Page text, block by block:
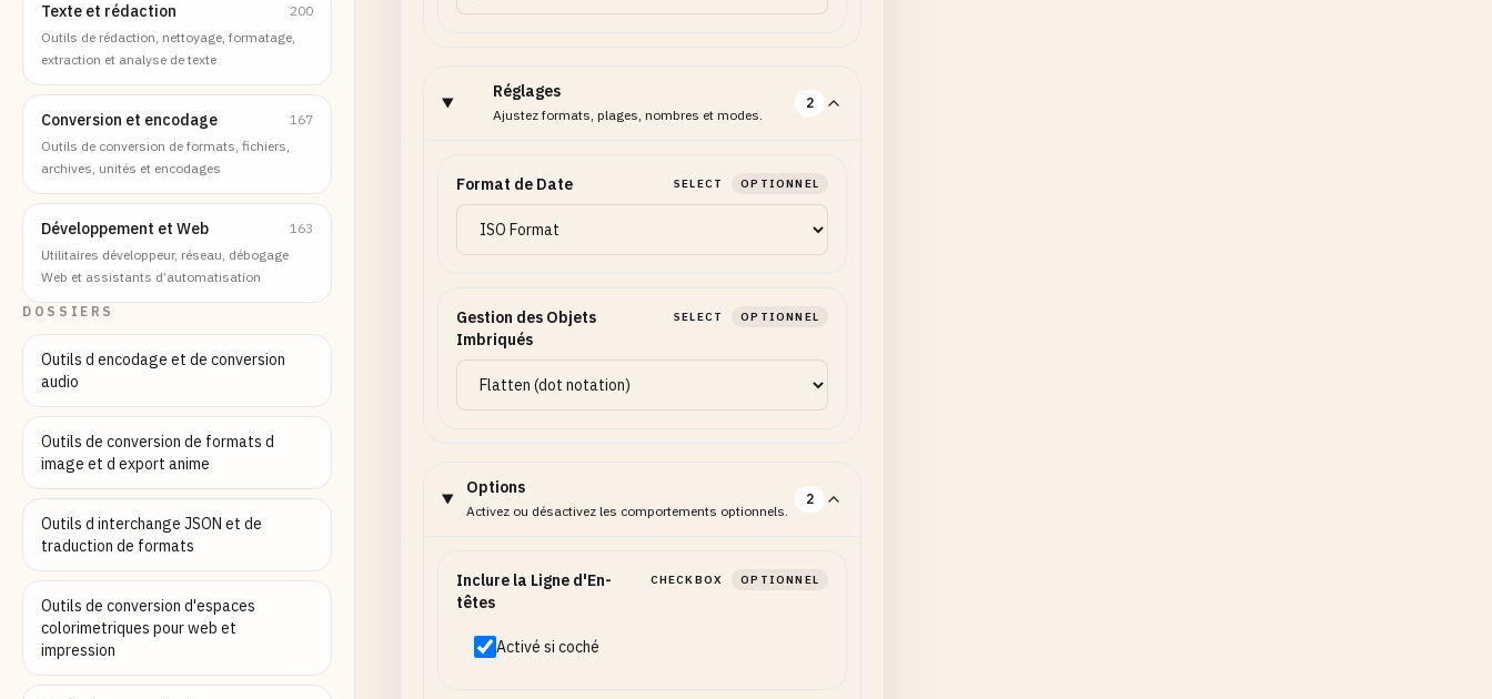
Texte et rédaction
200
Outils de rédaction, nettoyage, formatage,
extraction et analyse de texte
Conversion et encodage
167
Outils de conversion de formats, fichiers,
archives, unités et encodages
Développement et Web
163
Utilitaires développeur, réseau, débogage
Web et assistants d’automatisation
DOSSIERS
Outils d encodage et de conversion
audio
Outils de conversion de formats d
image et d export anime
Outils d interchange JSON et de
traduction de formats
Outils de conversion d'espaces
colorimetriques pour web et
impression
Réglages
Ajustez formats, plages, nombres et modes.
2
Format de Date SELECT OPTIONNEL
Gestion des Objets
Imbriqués
SELECT OPTIONNEL
Options
Activez ou désactivez les comportements optionnels.
2
Inclure la Ligne d'En-
têtes
CHECKBOX OPTIONNEL
Activé si coché